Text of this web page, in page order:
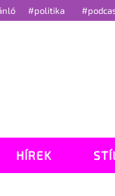
#politika
HÍREK